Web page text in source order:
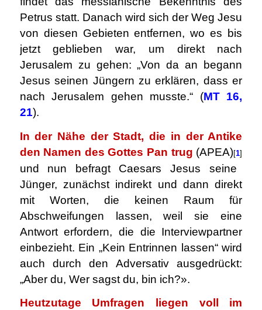
Petrus statt. Danach wird sich der Weg Jesu
von diesen Gebieten entfernen, wo es bis
jetzt geblieben war, um direkt nach
Jerusalem zu gehen: „Von da an begann
Jesus seinen Jüngern zu erklären, dass er
nach Jerusalem gehen musste.“ (MT 16,
21).
In der Nähe der Stadt, die in der Antike
den Namen des Gottes Pan trug (APEA)[1]
und nun befragt Caesars Jesus seine
Jünger, zunächst indirekt und dann direkt
mit Worten, die keinen Raum für
Abschweifungen lassen, weil sie eine
Antwort erfordern, die die Interviewpartner
einbezieht. Ein „Kein Entrinnen lassen“ wird
auch durch den Adversativ ausgedrückt:
„Aber du, Wer sagst du, bin ich?».
Heutzutage
Umfragen liegen voll im